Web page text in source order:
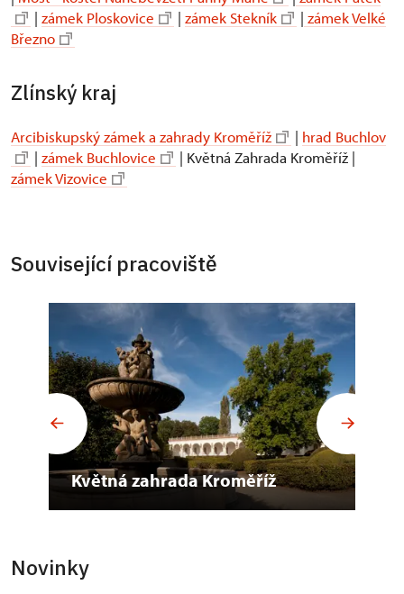
| zámek Ploskovice | zámek Stekník | zámek Velké
Březno
Zlínský kraj
Arcibiskupský zámek a zahrady Kroměříž | hrad Buchlov
| zámek Buchlovice
| Květná Zahrada Kroměříž |
zámek Vizovice
Související pracoviště
Květná zahrada Kroměříž
Novinky